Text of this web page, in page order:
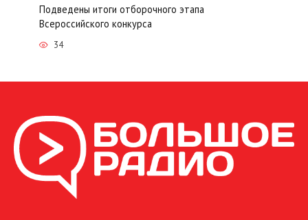
Подведены итоги отборочного этапа
Всероссийского конкурса
34